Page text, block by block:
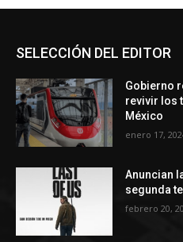
SELECCIÓN DEL EDITOR
Gobierno
revivir los
México
enero 17,
Anuncian
segunda
febrero 20,